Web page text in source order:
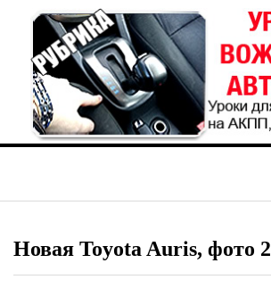
Новая Toyota Auris, фото 2